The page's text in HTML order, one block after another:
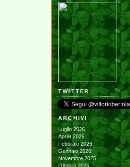
TWITTER
ARCHIVI
Luglio 2026
Aprile 2026
Febbraio 2026
Gennaio 2026
Novembre 2025
Ottobre 2025